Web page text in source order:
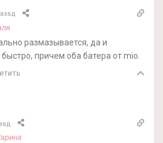
размазывается, да и
причем оба батера от mio.